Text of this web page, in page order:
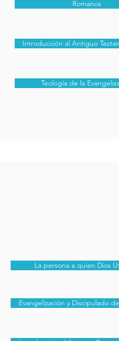
Romanos
Introducción al Antiguo
Teología de la
La persona a quien Dios
Evangelización y Discipulado